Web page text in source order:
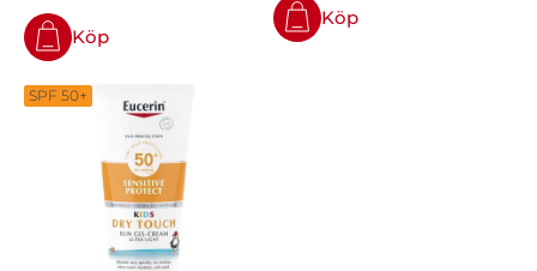
Köp
Köp
SPF 50+